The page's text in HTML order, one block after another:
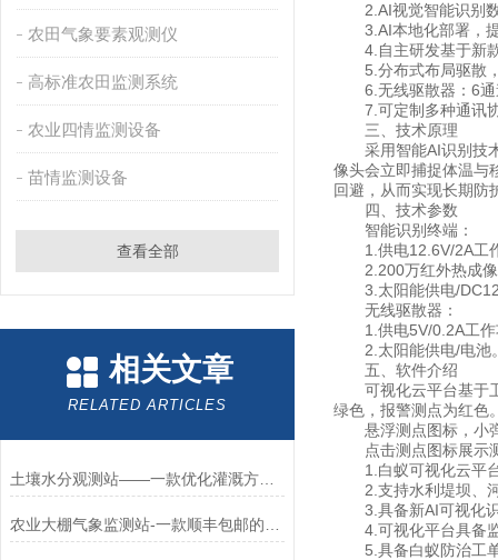
农田气象要素观测仪
高标准农田监测系统
农业四情监测设备
苗情监测设备
查看全部
相关文章
RELATED ARTICLES
土壤水分观测站——一款优化灌溉方式的土壤水分观测系统2025+派+送
2.AI视觉智能识别数
3.AI本地化部署，提
4.自主研发基于新款
5.分布式布局驱散，
6.无线驱散器：6通
7.可定制多种通讯协
三、技术原理
采用智能AI识别技术
像头会立即捕捉体温与
回避，从而实现长期防
四、技术参数
智能识别终端：
1.供电12.6V/2A工
2.200万红外热成像
3.太阳能供电/
无线驱散器：
1.供电5V/0.2A工作
2.太阳能供电/电池
五、软件介绍
可视化云平台基于卫
绿色，报警测点为红色
悬浮测点图标，小弹
点击测点图标展示测
1.白蚁可视化云平台
2.支持水利堤坝、河
3.具备新AI可视化识
4.可视化平台具备监
5.具备白蚁防治工单